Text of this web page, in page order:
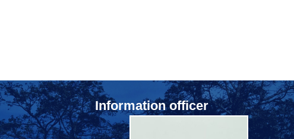
Information officer